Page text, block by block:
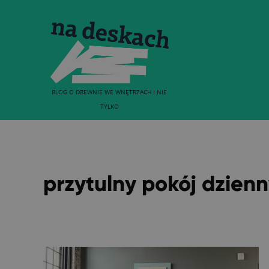
BLOG O DREWNIE WE WNĘTRZACH I NIE
TYLKO
przytulny pokój